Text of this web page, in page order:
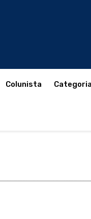
Colunista